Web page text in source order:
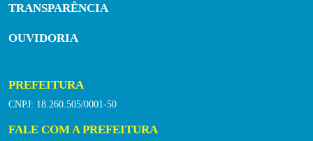
TRANSPARÊNCIA
OUVIDORIA
PREFEITURA
CNPJ: 18.260.505/0001-50
FALE COM A PREFEITURA